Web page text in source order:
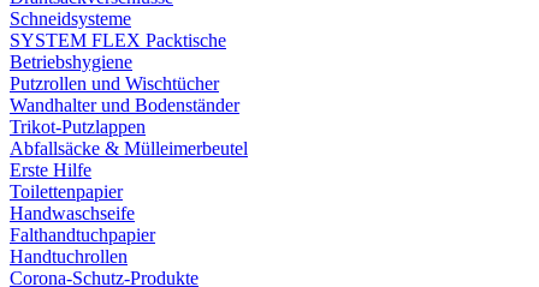
Schneidsysteme
SYSTEM FLEX Packtische
Betriebshygiene
Putzrollen und Wischtücher
Wandhalter und Bodenständer
Trikot-Putzlappen
Abfallsäcke & Mülleimerbeutel
Erste Hilfe
Toilettenpapier
Handwaschseife
Falthandtuchpapier
Handtuchrollen
Corona-Schutz-Produkte